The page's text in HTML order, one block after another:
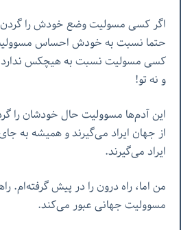
اگر کسی مسولیت وضع خودش را گردن
حتما نسبت به خودش احساس
کسی مسولیت نسبت به هیچکس
و نه تو!
این آدم‌ها مسوولیت حال خودشان را
از جهان ایراد می‌گیرند و همیشه به
ایراد می‌گیرند.
من اما، راه درون را در پیش گرفته‌ام.
مسوولیت جهانی عبور می‌کند.